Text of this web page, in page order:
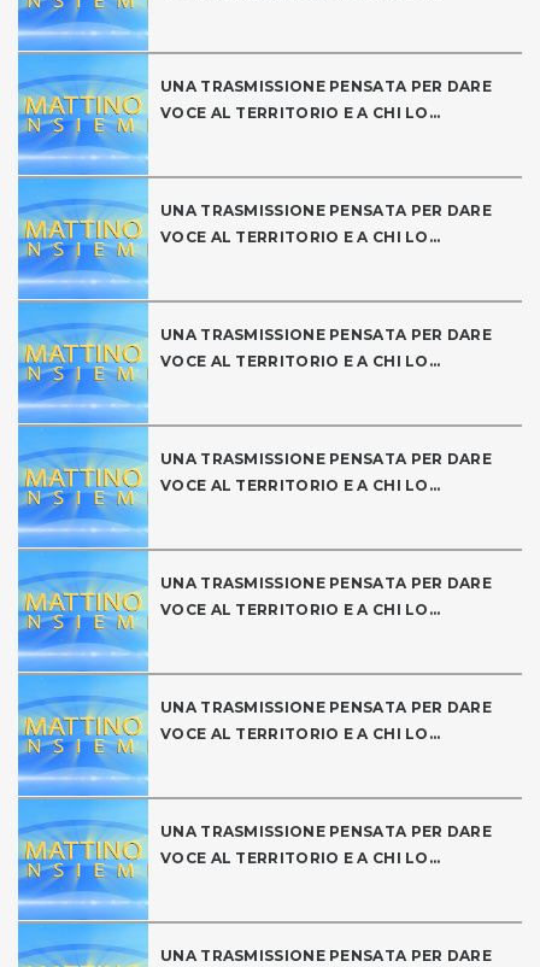
UNA TRASMISSIONE PENSATA PER DARE
VOCE AL TERRITORIO E A CHI LO...
UNA TRASMISSIONE PENSATA PER DARE
VOCE AL TERRITORIO E A CHI LO...
UNA TRASMISSIONE PENSATA PER DARE
VOCE AL TERRITORIO E A CHI LO...
UNA TRASMISSIONE PENSATA PER DARE
VOCE AL TERRITORIO E A CHI LO...
UNA TRASMISSIONE PENSATA PER DARE
VOCE AL TERRITORIO E A CHI LO...
UNA TRASMISSIONE PENSATA PER DARE
VOCE AL TERRITORIO E A CHI LO...
UNA TRASMISSIONE PENSATA PER DARE
VOCE AL TERRITORIO E A CHI LO...
UNA TRASMISSIONE PENSATA PER DARE